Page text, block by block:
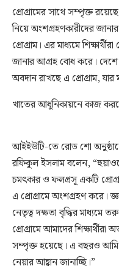
প্রোগ্রামের সাথে সম্পৃক্ত
নিয়ে অংশগ্রহণকারীদের
প্রোগ্রাম। এর মাধ্যমে
জানার আগ্রহ বোধ করে।
অবদান রাখছে এ প্রোগ্রাম,
খাতের আধুনিকায়নে কাজ
আইইউটি-তে রোড শো
রফিকুল ইসলাম বলেন,
চমৎকার ও ফলপ্রসূ একটি
এ প্রোগ্রামে অংশগ্রহণ করে।
নেতৃত্ব দক্ষতা বৃদ্ধির
প্রোগ্রামে আমাদের
সম্পৃক্ত হয়েছে। এ বছরও আমি
নেয়ার আহ্বান জানাচ্ছি।”